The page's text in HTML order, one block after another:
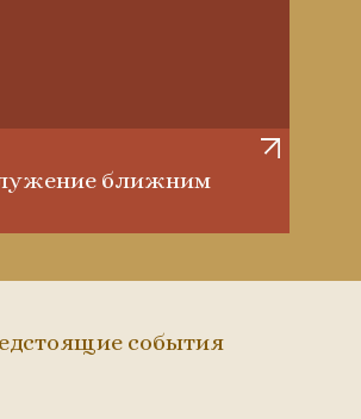
ближним
события